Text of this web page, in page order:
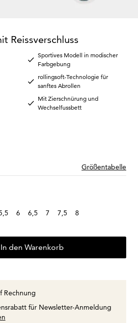
Reissverschluss
Sportives Modell in modischer
Farbgebung
rollingsoft-Technologie für
sanftes Abrollen
Mit Zierschnürung und
Wechselfussbett
Größentabelle
6 6,5 7 7,5
8
In den Warenkorb
Rechnung
für Newsletter-Anmeldung